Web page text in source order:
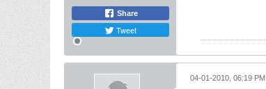
Share
Tweet
04-01-2010, 06:19 PM